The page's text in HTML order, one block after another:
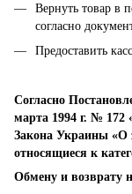
Вернуть товар в
согласно
Предоставить
Согласно
марта 1994 г. № 172
Закона Украины «О
относящиеся к
Обмену и возврату